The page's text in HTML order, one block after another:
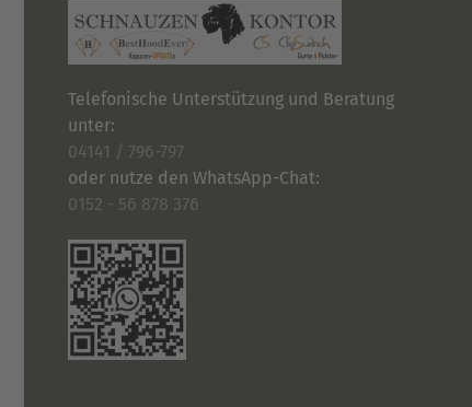
Telefonische Unterstützung und Beratung
unter:
04141 / 796-797
oder nutze den WhatsApp-Chat:
0152 - 56 878 376